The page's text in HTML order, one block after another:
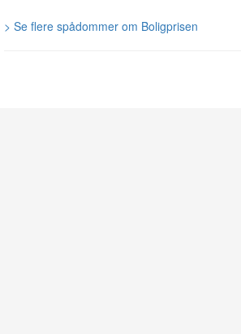
> Se flere spådommer om Boligprisen